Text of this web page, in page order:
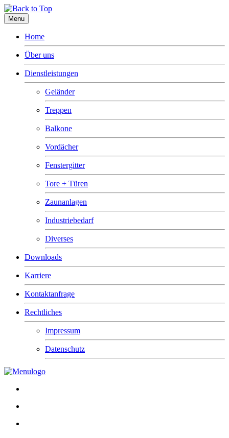
Menu
Home
Über uns
Dienstleistungen
Geländer
Treppen
Balkone
Vordächer
Fenstergitter
Tore + Türen
Zaunanlagen
Industriebedarf
Diverses
Downloads
Karriere
Kontaktanfrage
Rechtliches
Impressum
Datenschutz